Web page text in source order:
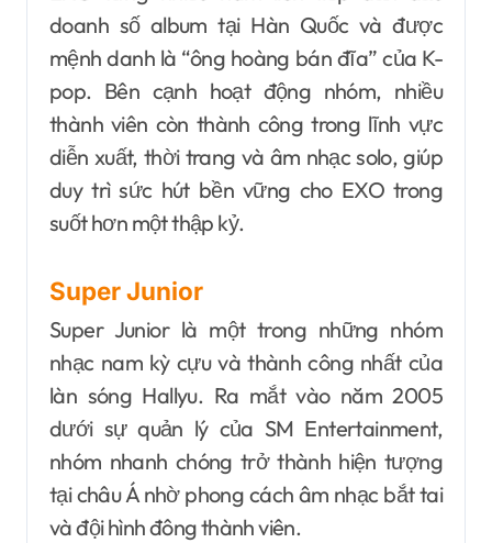
doanh số album tại Hàn Quốc và được
mệnh danh là “ông hoàng bán đĩa” của K-
pop. Bên cạnh hoạt động nhóm, nhiều
thành viên còn thành công trong lĩnh vực
diễn xuất, thời trang và âm nhạc solo, giúp
duy trì sức hút bền vững cho EXO trong
suốt hơn một thập kỷ.
Super Junior
Super Junior là một trong những nhóm
nhạc nam kỳ cựu và thành công nhất của
làn sóng Hallyu. Ra mắt vào năm 2005
dưới sự quản lý của SM Entertainment,
nhóm nhanh chóng trở thành hiện tượng
tại châu Á nhờ phong cách âm nhạc bắt tai
và đội hình đông thành viên.